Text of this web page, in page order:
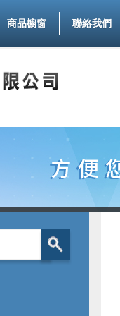
商品櫥窗 聯絡我們